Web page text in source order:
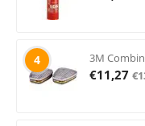
4 3M
€11,27 €